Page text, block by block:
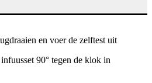
en voer de zelftest uit
90° tegen de klok in